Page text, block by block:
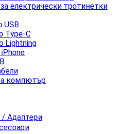
електрически тротинетки
USB
Type-C
Lightning
компютър
/ Адаптери